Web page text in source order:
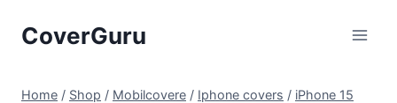
CoverGuru
Home / Shop / Mobilcovere / Iphone covers / iPhone 15